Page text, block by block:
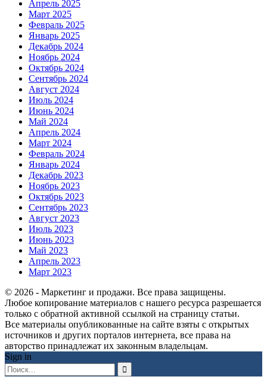
Апрель 2025
Март 2025
Февраль 2025
Январь 2025
Декабрь 2024
Ноябрь 2024
Октябрь 2024
Сентябрь 2024
Август 2024
Июль 2024
Июнь 2024
Май 2024
Апрель 2024
Март 2024
Февраль 2024
Январь 2024
Декабрь 2023
Ноябрь 2023
Октябрь 2023
Сентябрь 2023
Август 2023
Июль 2023
Июнь 2023
Май 2023
Апрель 2023
Март 2023
© 2026 - Маркетинг и продажи. Все права защищены.
Любое копирование материалов с нашего ресурса разрешается
только с обратной активной ссылкой на страницу статьи.
Все материалы опубликованные на сайте взяты с открытых
источников и других порталов интернета, все права на
авторство принадлежат их законным владельцам.
Sign in